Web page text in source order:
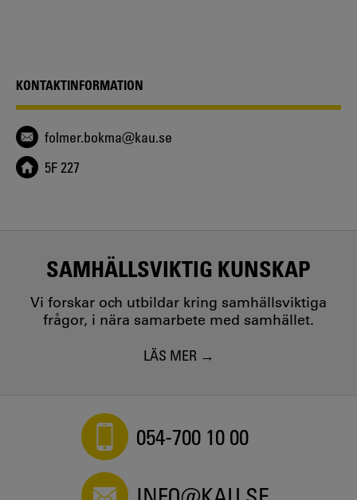
KONTAKTINFORMATION
folmer.bokma@kau.se
5F 227
SAMHÄLLSVIKTIG KUNSKAP
Vi forskar och utbildar kring samhällsviktiga
frågor, i nära samarbete med samhället.
LÄS MER
054-700 10 00